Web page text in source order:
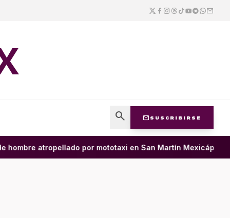
search mail SUSCRIBIRSE
atropellado por mototaxi en San Martín Mexicápam y